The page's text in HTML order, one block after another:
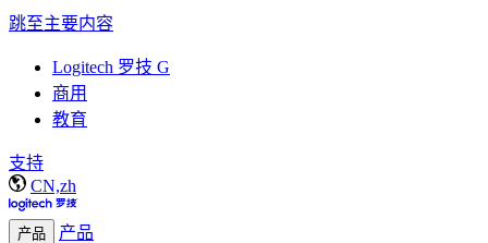
跳至主要内容
Logitech 罗技 G
商用
教育
支持
CN,zh
产品 产品